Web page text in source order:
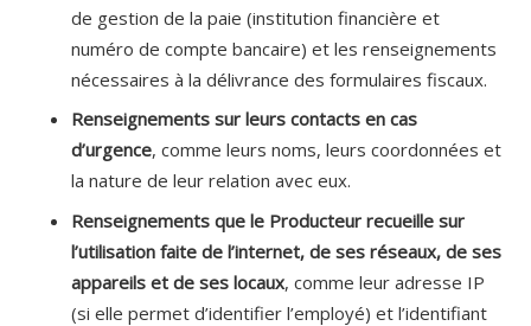
de gestion de la paie (institution financière et
numéro de compte bancaire) et les renseignements
nécessaires à la délivrance des formulaires fiscaux.
Renseignements sur leurs contacts en cas
d’urgence, comme leurs noms, leurs coordonnées et
la nature de leur relation avec eux.
Renseignements que le Producteur recueille sur
l’utilisation faite de l’internet, de ses réseaux, de ses
appareils et de ses locaux, comme leur adresse IP
(si elle permet d’identifier l’employé) et l’identifiant